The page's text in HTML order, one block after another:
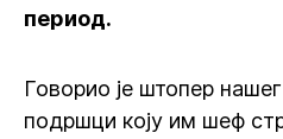
период.
Говорио је штопер
подршци коју им шеф